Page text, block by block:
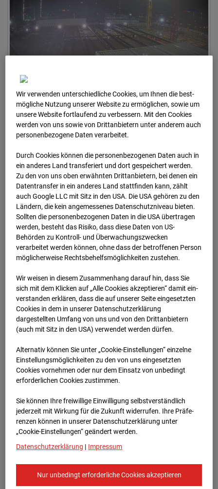
17.01.2026 06:30
17.01.2026 07:00
17.01.2026 07:30
Wir verwenden unterschiedliche Cookies, um Ihnen die best­
mögliche Nutzung unserer Website zu ermöglichen, sowie um
unsere Website fortlaufend zu verbessern. Mit den Cookies
werden von uns sowie von Drittanbietern unter anderem auch
personenbezogene Daten verarbeitet.
Durch Cookies können die personenbezogenen Daten auch in
ein anderes Land transferiert und dort gespeichert werden.
Zu den von uns oben erwähnten Drittanbietern, bei denen ein
Datentransfer in ein anderes Land stattfinden kann, zählt
auch Google LLC mit Sitz in den USA. Die USA gehören zu den
Ländern, die kein angemessenes Datenschutzniveau bieten.
Sollten die personenbezogenen Daten in die USA übertragen
werden, besteht das Risiko, dass diese Daten von US-
Behörden zu Kontroll- und Überwachungszwecken
verarbeitet werden können, ohne dass der betroffenen Person
möglicherweise Rechtsbehelfsmöglichkeiten zustehen.
Wir weisen in diesem Zusammenhang darauf hin, dass Sie
sich mit dem Klicken auf „Alle Cookies akzeptieren“ damit ein­
ver­standen erklären, dass die auf unserer Seite eingesetzten
Cookies in dem in unserer Datenschutzerklärung
dargestellten Umfang von uns und von den Drittanbietern
(auch mit Sitz in den USA) verwendet werden dürfen.
Alternativ können Sie unter „Cookie-Einstellungen“ einzelne
Einstellungsmöglichkeiten zu den von uns eingesetzten
Cookies vornehmen oder nur dem Einsatz von unbedingt
erforderlichen Cookies zustimmen.
Sie können Ihre freiwillige Einwilligung selbstverständlich
jederzeit mit Wirkung für die Zukunft widerrufen. Ihre Prä­fe­
renzen können in unserer Datenschutzerklärung unter
„Cookie-Einstellungen“ geändert werden.
Datenschutzerklärung | Impressum
Nur unbedingt erforderliche Cookies akzeptieren